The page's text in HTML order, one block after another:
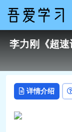
李力刚《超
详情介绍